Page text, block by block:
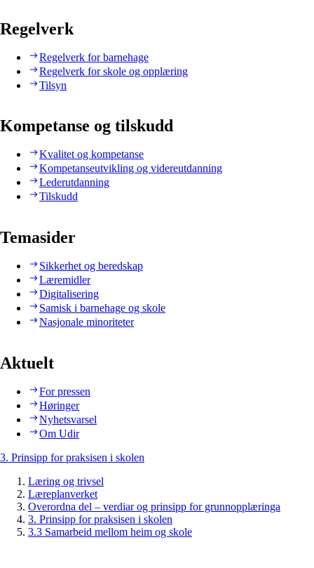
Regelverk
Regelverk for barnehage
Regelverk for skole og opplæring
Tilsyn
Kompetanse og tilskudd
Kvalitet og kompetanse
Kompetanseutvikling og videreutdanning
Lederutdanning
Tilskudd
Temasider
Sikkerhet og beredskap
Læremidler
Digitalisering
Samisk i barnehage og skole
Nasjonale minoriteter
Aktuelt
For pressen
Høringer
Nyhetsvarsel
Om Udir
3. Prinsipp for praksisen i skolen
Læring og trivsel
Læreplanverket
Overordna del – verdiar og prinsipp for grunnopplæringa
3. Prinsipp for praksisen i skolen
3.3 Samarbeid mellom heim og skole